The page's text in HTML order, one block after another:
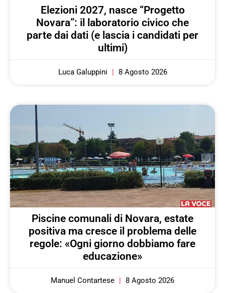
Elezioni 2027, nasce “Progetto
Novara”: il laboratorio civico che
parte dai dati (e lascia i candidati per
ultimi)
Luca Galuppini 8 Agosto 2026
Piscine comunali di Novara, estate
positiva ma cresce il problema delle
regole: «Ogni giorno dobbiamo fare
educazione»
Manuel Contartese 8 Agosto 2026